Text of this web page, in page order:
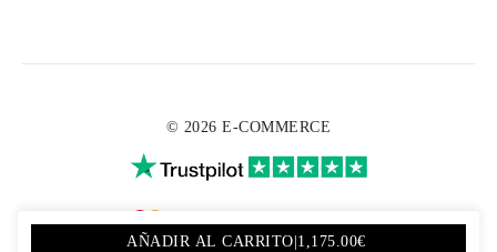
AÑADIR AL CARRITO 1,175.00€
© 2026 E-COMMERCE